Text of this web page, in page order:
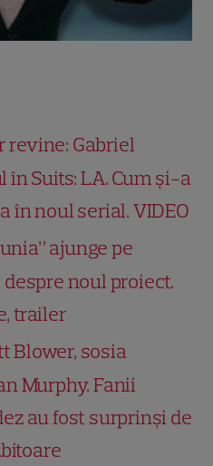
revine: Gabriel
în Suits: LA. Cum și-a
în noul serial. VIDEO
ajunge pe
noul proiect.
trailer
Blower, sosia
Murphy. Fanii
au fost surprinși de